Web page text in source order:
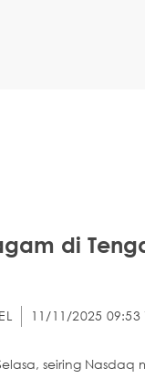
di
11/11/2025 09:53
seiring